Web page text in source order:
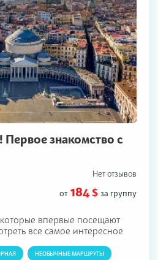
Первое знакомство с
Нет отзывов
от 184 $ за группу
которые впервые посещают
все самое интересное
НЕОБЫЧНЫЕ МАРШРУТЫ